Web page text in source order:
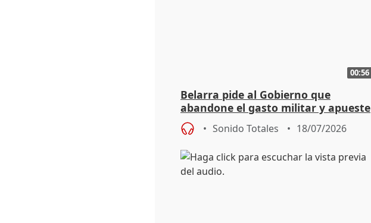
00:56
Belarra pide al Gobierno que
abandone el gasto militar y apueste
"de verdad" por la cultura
Sonido Totales 18/07/2026